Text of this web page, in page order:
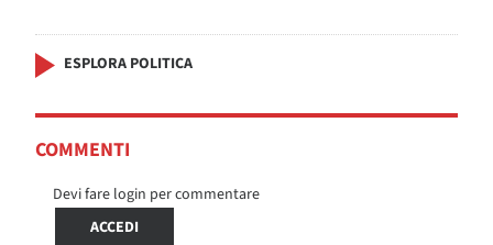
ESPLORA POLITICA
COMMENTI
Devi fare login per commentare
ACCEDI